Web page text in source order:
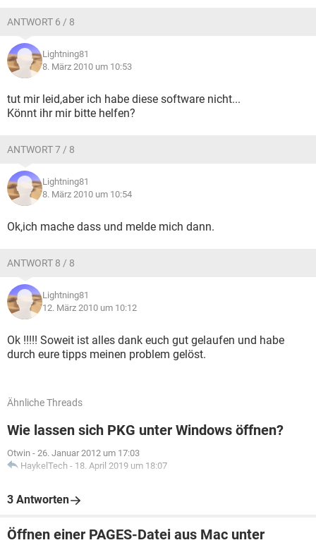
ANTWORT 6 / 8
Lightning81
8. März 2010 um 10:53
tut mir leid,aber ich habe diese software nicht...
Könnt ihr mir bitte helfen?
ANTWORT 7 / 8
Lightning81
8. März 2010 um 10:54
Ok,ich mache dass und melde mich dann.
ANTWORT 8 / 8
Lightning81
12. März 2010 um 10:12
Ok !!!!! Soweit ist alles dank euch gut gelaufen und habe
durch eure tipps meinen problem gelöst.
Ähnliche Threads
Wie lassen sich PKG unter Windows öffnen?
Otwin - 26. Januar 2012 um 17:03
HaykelTech - 18. April 2019 um 18:07
3 Antworten
Öffnen einer PAGES-Datei aus Mac unter